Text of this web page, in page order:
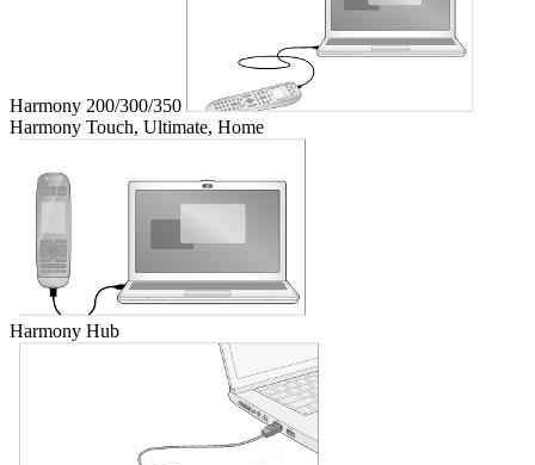
Harmony 200/300/350
Harmony Touch, Ultimate, Home
Harmony Hub